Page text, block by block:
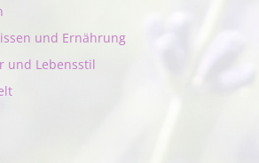
und Ernährung
und Lebensstil